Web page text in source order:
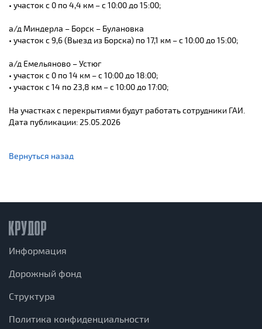
• участок с 0 по 4,4 км – с 10:00 до 15:00;
а/д Миндерла – Борск – Булановка
• участок с 9,6 (Выезд из Борска) по 17,1 км – с 10:00 до 15:00;
а/д Емельяново – Устюг
• участок с 0 по 14 км – с 10:00 до 18:00;
• участок с 14 по 23,8 км – с 10:00 до 17:00;
На участках с перекрытиями будут работать сотрудники ГАИ.
Дата публикации: 25.05.2026
Вернуться назад
Информация
Дорожный фонд
Структура
Политика конфиденциальности